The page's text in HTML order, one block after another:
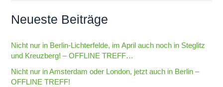
u
c
e
n
n
Neueste Beiträge
Nicht nur in Berlin-Lichterfelde, im April auch noch in Steglitz
und Kreuzberg! – OFFLINE TREFF…
Nicht nur in Amsterdam oder London, jetzt auch in Berlin –
OFFLINE TREFF!